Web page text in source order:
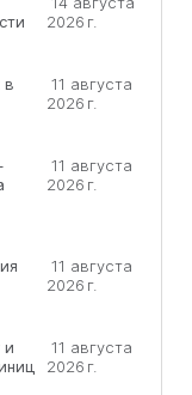
2026 г.
в
11 августа
2026 г.
11 августа
2026 г.
11 августа
2026 г.
и
11 августа
2026 г.